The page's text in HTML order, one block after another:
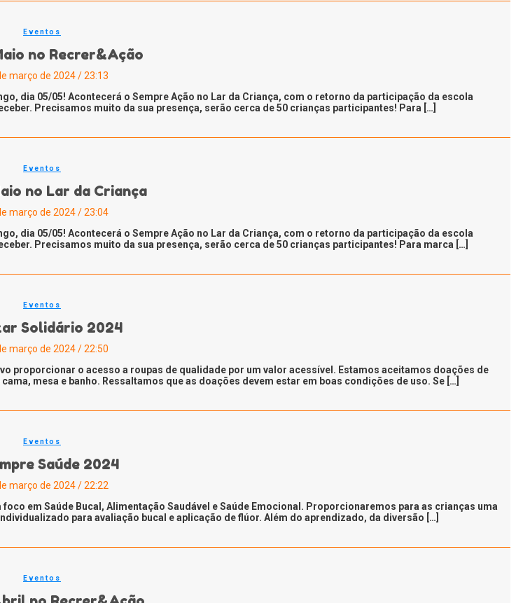
Eventos
no Recrer&Ação
março de 2024 / 23:13
dia 05/05! Acontecerá o Sempre Ação no Lar da Criança, com o retorno da participação da escola
Precisamos muito da sua presença, serão cerca de 50 crianças participantes! Para […]
Eventos
no Lar da Criança
março de 2024 / 23:04
dia 05/05! Acontecerá o Sempre Ação no Lar da Criança, com o retorno da participação da escola
Precisamos muito da sua presença, serão cerca de 50 crianças participantes! Para marca […]
Eventos
Solidário 2024
março de 2024 / 22:50
proporcionar o acesso a roupas de qualidade por um valor acessível. Estamos aceitamos doações de
mesa e banho. Ressaltamos que as doações devem estar em boas condições de uso. Se […]
Eventos
Saúde 2024
março de 2024 / 22:22
em Saúde Bucal, Alimentação Saudável e Saúde Emocional. Proporcionaremos para as crianças uma
para avaliação bucal e aplicação de flúor. Além do aprendizado, da diversão […]
Eventos